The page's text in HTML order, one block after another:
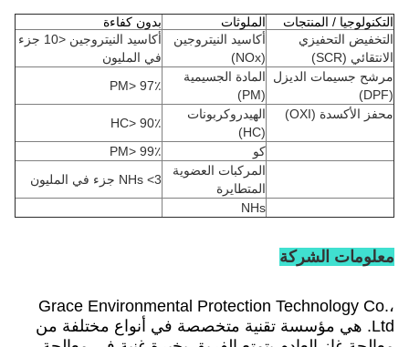
التكنولوجيا / المنتجات الملوثات
بدون كفاءة
التخفيض التحفيزي
الانتقائي (SCR)
أكاسيد النيتروجين
أكاسيد النيتروجين <10 جزء
في المليون
مرشح جسيمات الديزل
المادة الجسيمية
PM> 97٪
محفز الأكسدة (OXI)
الهيدروكربونات
HC> 90٪
كو
PM> 99٪
المركبات العضوية
المتطايرة
NHs <3 جزء في المليون
NHs
معلومات الشركة
Grace Environmental Protection Technology Co.،
Ltd. هي مؤسسة تقنية متخصصة في أنواع مختلفة من